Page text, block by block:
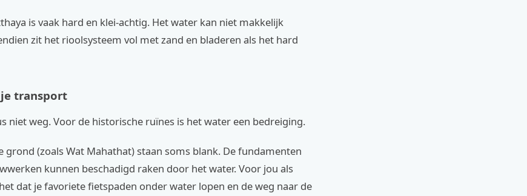
is vaak hard en klei-achtig. Het water kan niet makkelijk
zit het rioolsysteem vol met zand en bladeren als het hard
transport
niet weg. Voor de historische ruïnes is het water een bedreiging.
grond (zoals Wat Mahathat) staan soms blank. De fundamenten
kunnen beschadigd raken door het water. Voor jou als
dat je favoriete fietspaden onder water lopen en de weg naar de